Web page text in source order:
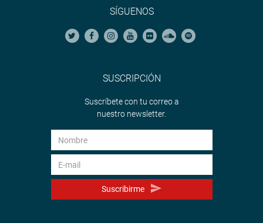
SÍGUENOS
SUSCRIPCIÓN
Suscríbete con tu correo a
nuestro newsletter.
Suscribirme